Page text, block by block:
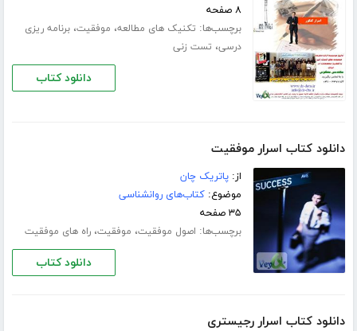
۸ صفحه
برچسب‌ها: تکنیک های مطالعه، موفقیت،برنامه ریزی
درسی، تست زنی
دانلود کتاب
دانلود کتاب اسرار موفقیت
از:پاتریک چان
موضوع:کتاب‌های روانشناسی
۳۵ صفحه
برچسب‌ها: اصول موفقیت، موفقیت،راه های موفقیت
دانلود کتاب
دانلود کتاب اسرار رجیستری